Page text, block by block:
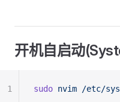
开机自启动
sudo nvim /etc/
1